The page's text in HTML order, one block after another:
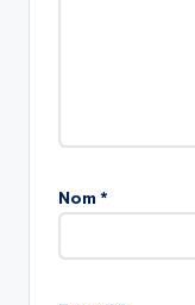
Nom *